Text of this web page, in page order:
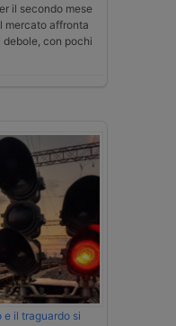
il secondo mese
mercato affronta
con pochi
e il traguardo si